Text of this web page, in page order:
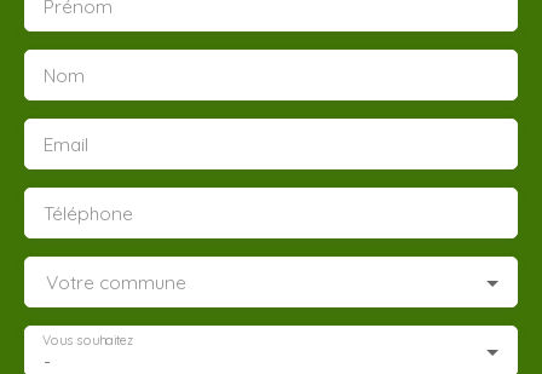
Prénom
Nom
Email
Téléphone
Votre commune
-
Vous souhaitez